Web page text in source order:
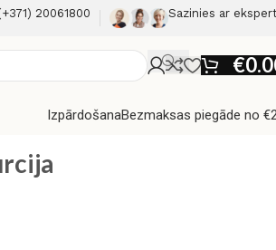
20061800 Sazinies ar
€
IzpārdošanaBezmaksas piegāde no